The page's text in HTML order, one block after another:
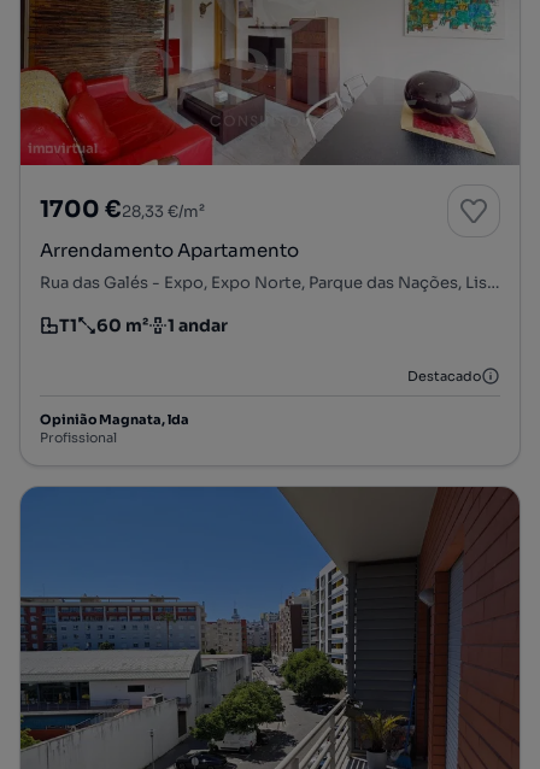
1700 €28,33 €/m²
Arrendamento Apartamento
Rua das Galés - Expo, Expo Norte, Parque das Nações, Lisboa, Lisboa
Tipologia
T1
Preço por metro quadrado
60 m²
Andar 1 andar
Destacado
Opinião Magnata, lda
Profissional